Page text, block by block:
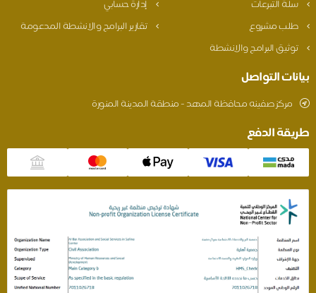
سلة التبرعات
إدارة حسابي
طلب مشروع
تقارير البرامج والانشطة المدعومة
توثيق البرامج والانشطة
بيانات التواصل
مركز صفينه محافظة المهد - منطقة المدينة المنورة
طريقة الدفع